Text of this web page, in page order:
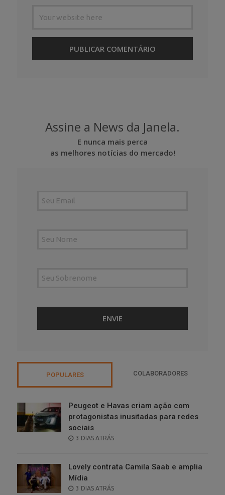
Assine a News da Janela.
E nunca mais perca
as melhores notícias do mercado!
POPULARES COLABORADORES
Peugeot e Havas criam ação com
protagonistas inusitadas para redes
sociais
POSTED
3 DIAS ATRÁS
Lovely contrata Camila Saab e amplia
Mídia
POSTED
3 DIAS ATRÁS